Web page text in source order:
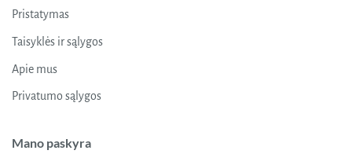
Pristatymas
Taisyklės ir sąlygos
Apie mus
Privatumo sąlygos
Mano paskyra